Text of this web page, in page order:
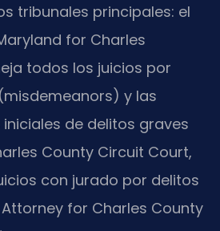
tribunales principales: el
for Charles
todos los juicios por
y las
de delitos graves
County Circuit Court,
con jurado por delitos
Attorney for Charles County